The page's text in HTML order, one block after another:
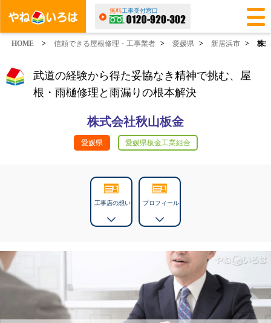
無料工事受付窓口
HOME > 信頼できる屋根修理・工事業者 > 愛媛県 > 新居浜市 > 株
武道の経験から得た妥協なき精神で挑む、屋
根・雨樋修理と雨漏りの根本解決
株式会社秋山板金
愛媛県 愛媛県板金工業組合
工事店の想い プロフィール